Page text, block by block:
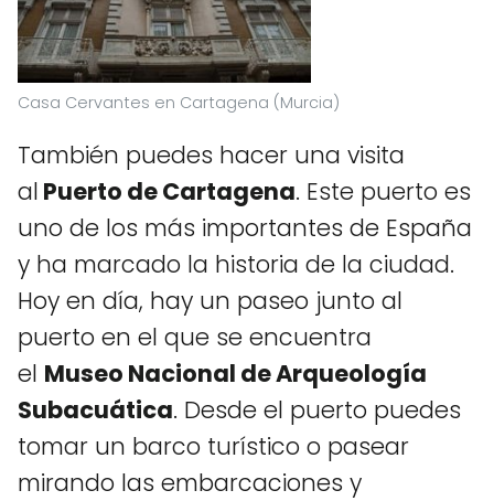
Casa Cervantes en Cartagena (Murcia)
También puedes hacer una visita
al Puerto de Cartagena. Este puerto es
uno de los más importantes de España
y ha marcado la historia de la ciudad.
Hoy en día, hay un paseo junto al
puerto en el que se encuentra
el Museo Nacional de Arqueología
Subacuática. Desde el puerto puedes
tomar un barco turístico o pasear
mirando las embarcaciones y